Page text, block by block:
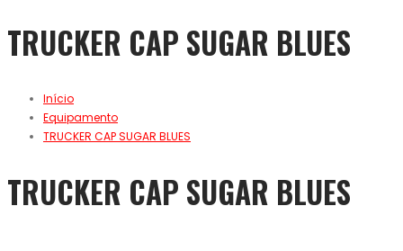
TRUCKER CAP SUGAR BLUES
Início
Equipamento
TRUCKER CAP SUGAR BLUES
TRUCKER CAP SUGAR BLUES